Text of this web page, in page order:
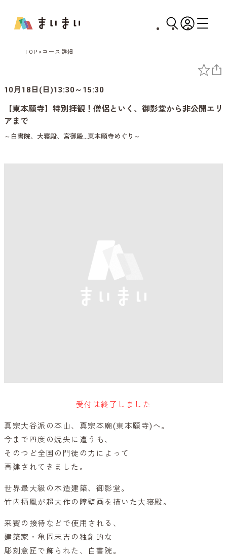
TOP コース詳細
10月18日(日)13:30～15:30
【東本願寺】特別拝観！僧侶といく、御影堂から非公開エリ
アまで
～白書院、大寝殿、宮御殿…東本願寺めぐり～
受付は終了しました
真宗大谷派の本山、真宗本廟(東本願寺)へ。
今まで四度の焼失に遭うも、
そのつど全国の門徒の力によって
再建されてきました。
世界最大級の木造建築、御影堂。
竹内栖鳳が超大作の障壁画を描いた大寝殿。
来賓の接待などで使用される、
建築家・亀岡末吉の独創的な
彫刻意匠で飾られた、白書院。